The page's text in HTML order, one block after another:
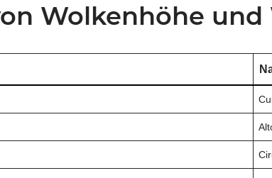
Wolkenhöhe